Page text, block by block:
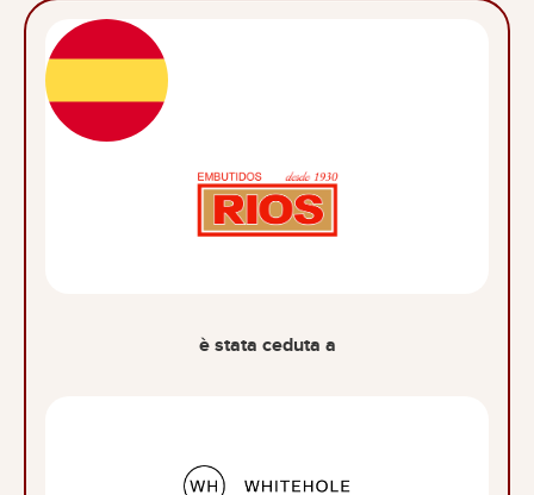
è stata ceduta a